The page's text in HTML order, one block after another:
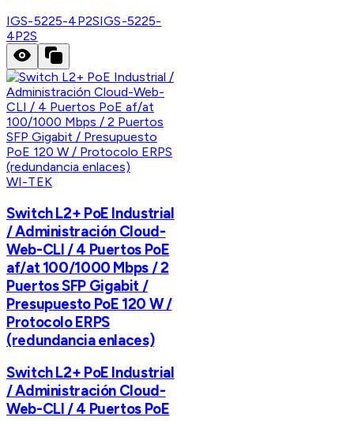
IGS-5225-4P2SIGS-5225-
4P2S
WI-TEK
Switch L2+ PoE Industrial
/ Administración Cloud-
Web-CLI / 4 Puertos PoE
af/at 100/1000 Mbps / 2
Puertos SFP Gigabit /
Presupuesto PoE 120 W /
Protocolo ERPS
(redundancia enlaces)
Switch L2+ PoE Industrial
/ Administración Cloud-
Web-CLI / 4 Puertos PoE